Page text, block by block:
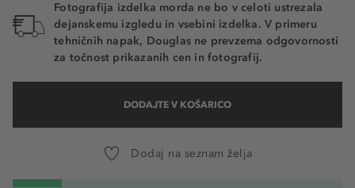
Fotografija izdelka morda ne bo v celoti ustrezala
dejanskemu izgledu in vsebini izdelka. V primeru
tehničnih napak, Douglas ne prevzema odgovornosti
za točnost prikazanih cen in fotografij.
DODAJTE V KOŠARICO
Dodaj na seznam želja